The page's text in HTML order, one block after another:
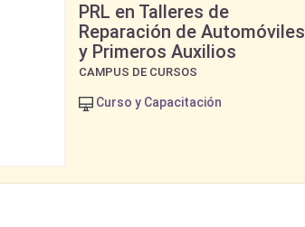
PRL en Talleres de
Reparación de Automóviles
y Primeros Auxilios
CAMPUS DE CURSOS
Curso y Capacitación